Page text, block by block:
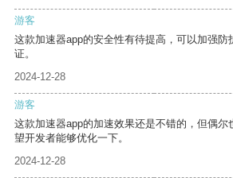
游客
这款加速器app的安全性有待提高，可以加强防
证。
2024-12-28
游客
这款加速器app的加速效果还是不错的，但偶尔
望开发者能够优化一下。
2024-12-28